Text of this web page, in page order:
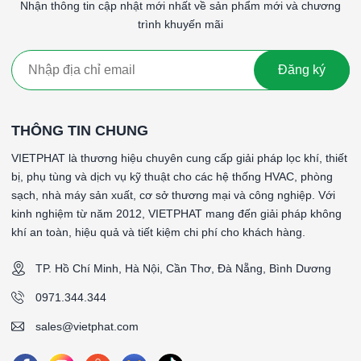
sạch và các cơ sở y tế.
Lọc thô G4 khung nhôm là một giải pháp hiệu quả cho việc loại
và hệ thống, cũng như cải thiện chất lượng không khí tổng thể
#Lọc thô G4 khung nhôm 155x155x46mmLọc thô G4 khung
nhôm 155x155x46mmLọc thô G4 khung nhôm
155x155x46mmLọc thô G4 khung nhôm 155x155x46mm
####
*Tên sản phẩm: PreWash
*Cấp độ lọc: G4 theo tiêu chuẩn EN 779: 2012
*Vật liệu lọc: Sợi tổng hợp
*Vật liệu khung: Khung nhôm định hình
Nhận thông tin cập nhật mới nhất về sản phẩm mới và chương
trình khuyến mãi
Đăng ký
THÔNG TIN CHUNG
VIETPHAT là thương hiệu chuyên cung cấp giải pháp lọc khí, thiết
bị, phụ tùng và dịch vụ kỹ thuật cho các hệ thống HVAC, phòng
sạch, nhà máy sản xuất, cơ sở thương mại và công nghiệp. Với
kinh nghiệm từ năm 2012, VIETPHAT mang đến giải pháp không
khí an toàn, hiệu quả và tiết kiệm chi phí cho khách hàng.
TP. Hồ Chí Minh, Hà Nội, Cần Thơ, Đà Nẵng, Bình Dương
0971.344.344
sales@vietphat.com